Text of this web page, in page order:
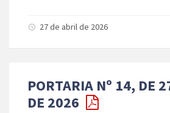
27 de abril de 2026
PORTARIA Nº 14, DE
DE 2026